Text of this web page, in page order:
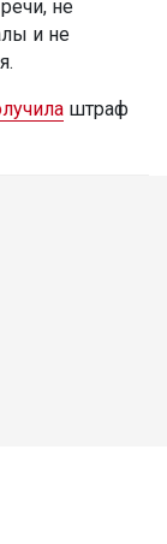
не
и не
штраф